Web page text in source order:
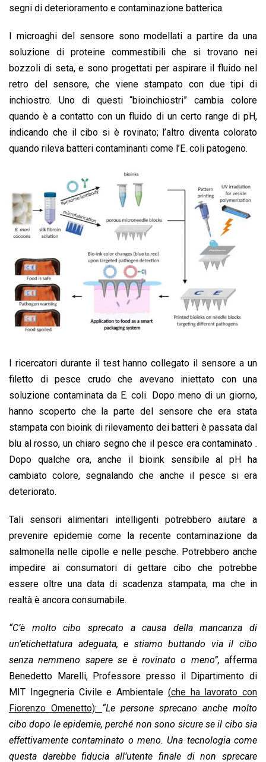
o
p
I
s
n
segni di deterioramento e contaminazione batterica.
I microaghi del sensore sono modellati a partire da una
soluzione di proteine commestibili che si trovano nei
bozzoli di seta, e sono progettati per aspirare il fluido nel
retro del sensore, che viene stampato con due tipi di
inchiostro. Uno di questi “bioinchiostri” cambia colore
quando è a contatto con un fluido di un certo range di pH,
indicando che il cibo si è rovinato; l’altro diventa colorato
quando rileva batteri contaminanti come l’E. coli patogeno.
I ricercatori durante il test hanno collegato il sensore a un
filetto di pesce crudo che avevano iniettato con una
soluzione contaminata da E. coli. Dopo meno di un giorno,
hanno scoperto che la parte del sensore che era stata
stampata con bioink di rilevamento dei batteri è passata dal
blu al rosso, un chiaro segno che il pesce era contaminato .
Dopo qualche ora, anche il bioink sensibile al pH ha
cambiato colore, segnalando che anche il pesce si era
deteriorato.
Tali sensori alimentari intelligenti potrebbero aiutare a
prevenire epidemie come la recente contaminazione da
salmonella nelle cipolle e nelle pesche. Potrebbero anche
impedire ai consumatori di gettare cibo che potrebbe
essere oltre una data di scadenza stampata, ma che in
realtà è ancora consumabile.
“C’è molto cibo sprecato a causa della mancanza di
un’etichettatura adeguata, e stiamo buttando via il cibo
senza nemmeno sapere se è rovinato o meno”, afferma
Benedetto Marelli, Professore presso il Dipartimento di
MIT Ingegneria Civile e Ambientale (che ha lavorato con
Fiorenzo Omenetto): “Le persone sprecano anche molto
cibo dopo le epidemie, perché non sono sicure se il cibo sia
effettivamente contaminato o meno. Una tecnologia come
questa darebbe fiducia all’utente finale di non sprecare